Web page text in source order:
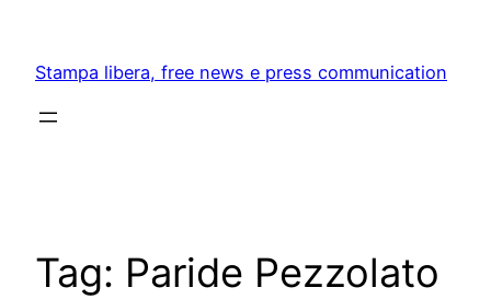
content
Stampa libera, free news e press communication
Tag: Paride Pezzolato